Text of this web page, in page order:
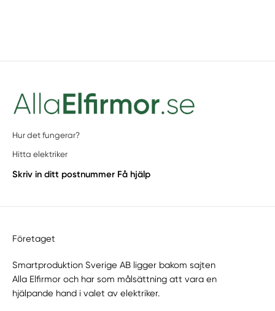
Hur det fungerar?
Hitta elektriker
Skriv in ditt postnummer Få hjälp
Företaget
Smartproduktion Sverige AB ligger bakom sajten
Alla Elfirmor och har som målsättning att vara en
hjälpande hand i valet av elektriker.